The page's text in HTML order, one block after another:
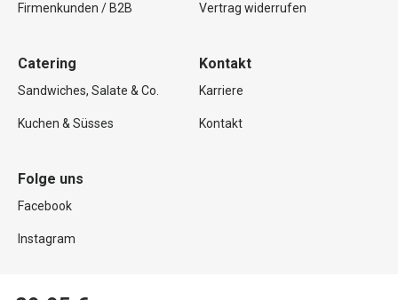
Firmenkunden / B2B Vertrag widerrufen
Catering
Sandwiches, Salate & Co.
Kuchen & Süsses
Kontakt
Karriere
Kontakt
Folge uns
Facebook
Instagram